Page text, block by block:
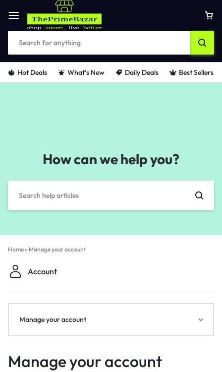
Hot Deals What’s New Daily Deals Best Sellers
How can we help you?
Home» Manage your account
Account
Manage your account
Manage your account